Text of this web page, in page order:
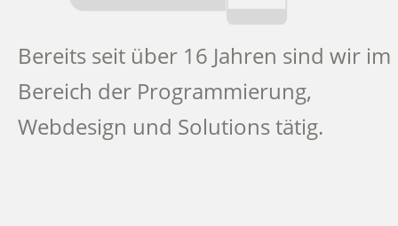
Bereits seit über 16 Jahren sind wir im
Bereich der Programmierung,
Webdesign und Solutions tätig.